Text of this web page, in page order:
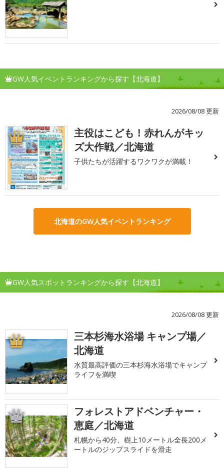
GW人気イベントランキングから探す【北海道】
2026/08/08 更新
1
主役はこども！赤れんがキッ
ズ大作戦／北海道
子供たちが活躍するワクワクが満載！
北海道のGW人気イベントランキング
GW人気スポットランキングから探す【北海道】
2026/08/08 更新
1
三本杉海水浴場 キャンプ場／
北海道
水質最高評価の三本杉海水浴場でキャンプ
ライフを満喫
2
フォレストアドベンチャー・
恵庭／北海道
札幌から40分、樹上10メートル全長200メ
ートルのジップスライドを滑走